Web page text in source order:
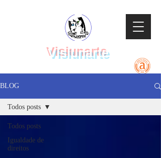
Visiunarte
BLOG
Todos posts
Igualdade de
direitos
Todos posts